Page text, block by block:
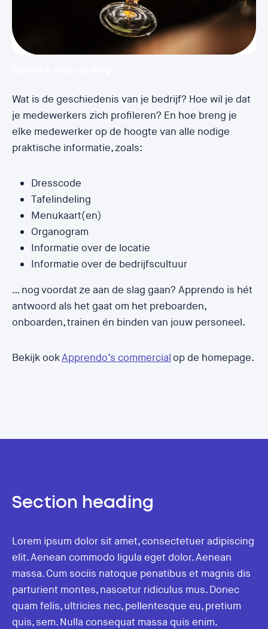
Wat is de geschiedenis van je bedrijf? Hoe wil je dat
je medewerkers zich profileren? En hoe breng je
elke medewerker op de hoogte van alle nodige
praktische informatie, zoals:
Dresscode
Tafelindeling
Menukaart(en)
Organogram
Informatie over de locatie
Informatie over de bedrijfscultuur
… nog voordat ze aan de slag gaan? Apprendo is hét
antwoord als het gaat om het preboarden,
onboarden, trainen én binden van jouw personeel.
Bekijk ookApprendo’s commercialop de homepage.
Section heading
Lorem ipsum dolor sit amet, consectetuer adipiscing
elit. Aenean commodo ligula eget dolor. Aenean
massa. Cum sociis natoque penatibus et magnis dis
parturient montes, nascetur ridiculus mus. Donec
quam felis, ultricies nec, pellentesque eu, pretium
quis, sem. Nulla consequat massa quis enim.